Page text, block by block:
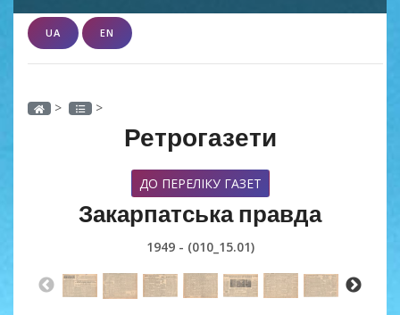
UA EN
> >
Ретрогазети
ДО ПЕРЕЛІКУ ГАЗЕТ
Закарпатська правда
1949 - (010_15.01)